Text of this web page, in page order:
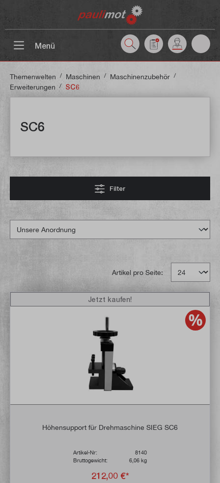
Menü
Themenwelten / Maschinen / Maschinenzubehör /
Erweiterungen / SC6
SC6
Filter
Artikel pro Seite:
Höhensupport für Drehmaschine SIEG SC6
Artikel-Nr:
8140
Bruttogewicht:
6,06 kg
212,00 €*
Jetzt kaufen!